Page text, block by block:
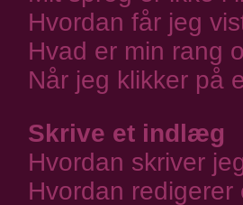
Hvordan får jeg
Hvad er min rang
Når jeg klikker på
Skrive et indlæg
Hvordan skriver
Hvordan